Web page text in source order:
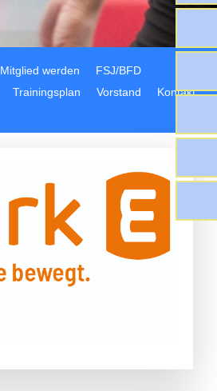
Mitglied werden
FSJ/BFD
Trainingsplan Vorstand
Kontakt